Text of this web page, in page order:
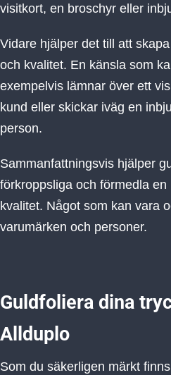
visitkort, en broschyr eller
Vidare hjälper det till att
och kvalitet. En känsla som
exempelvis lämnar över ett
kund eller skickar iväg en
person.
Sammanfattningsvis hjälper
förkroppsliga och förmedla
kvalitet. Något som kan vara
varumärken och personer.
Guldfoliera dina
Allduplo
Som du säkerligen märkt